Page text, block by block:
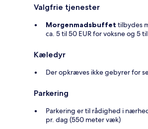
Valgfrie tjenester
Morgenmadsbuffet tilbydes
ca. 5 til 50 EUR for voksne og 5
Kæledyr
Der opkræves ikke gebyrer for
Parkering
Parkering er til rådighed i
pr. dag (550 meter væk)